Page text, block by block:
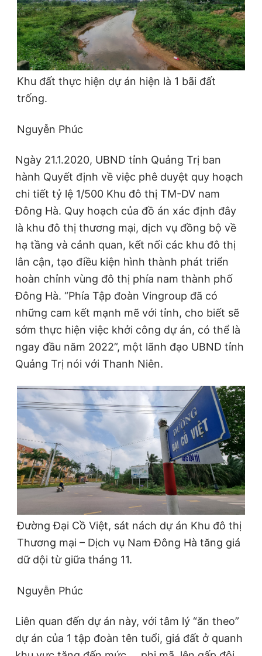
Khu đất thực hiện dự án hiện là 1 bãi đất
trống.
Nguyễn Phúc
Ngày 21.1.2020, UBND tỉnh Quảng Trị ban
hành Quyết định về việc phê duyệt quy hoạch
chi tiết tỷ lệ 1/500 Khu đô thị TM-DV nam
Đông Hà. Quy hoạch của đồ án xác định đây
là khu đô thị thương mại, dịch vụ đồng bộ về
hạ tầng và cảnh quan, kết nối các khu đô thị
lân cận, tạo điều kiện hình thành phát triển
hoàn chỉnh vùng đô thị phía nam thành phố
Đông Hà. “Phía Tập đoàn Vingroup đã có
những cam kết mạnh mẽ với tỉnh, cho biết sẽ
sớm thực hiện việc khởi công dự án, có thể là
ngay đầu năm 2022”, một lãnh đạo UBND tỉnh
Quảng Trị nói với Thanh Niên.
Đường Đại Cồ Việt, sát nách dự án Khu đô thị
Thương mại – Dịch vụ Nam Đông Hà tăng giá
dữ dội từ giữa tháng 11.
Nguyễn Phúc
Liên quan đến dự án này, với tâm lý “ăn theo”
dự án của 1 tập đoàn tên tuổi, giá đất ở quanh